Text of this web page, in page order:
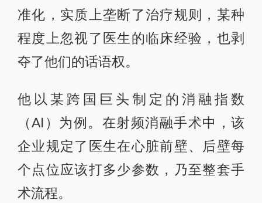
准化，实质上垄断了治疗规则，某种
程度上忽视了医生的临床经验，也剥
夺了他们的话语权。
他以某跨国巨头制定的消融指数
（AI）为例。在射频消融手术中，该
企业规定了医生在心脏前壁、后壁每
个点位应该打多少参数，乃至整套手
术流程。